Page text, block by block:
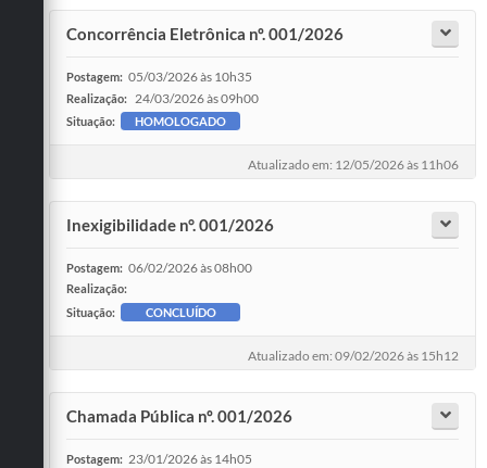
Concorrência Eletrônica nº. 001/2026
Postagem: 05/03/2026 às 10h35
Realização: 24/03/2026 às 09h00
Situação: HOMOLOGADO
Atualizado em: 12/05/2026 às 11h06
Inexigibilidade n°. 001/2026
Postagem: 06/02/2026 às 08h00
Realização:
Situação:
CONCLUÍDO
Atualizado em: 09/02/2026 às 15h12
Chamada Pública nº. 001/2026
Postagem: 23/01/2026 às 14h05